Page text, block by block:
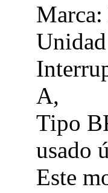
A,
Tipo
usado
Este